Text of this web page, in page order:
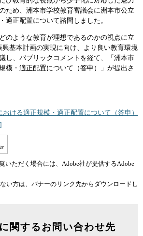
ため、洲本市学校教育審議会に洲本市公立
適正配置について諮問しました。
のような教育が理想であるのかの視点に立
興基本計画の実現に向け、より良い教育環境
し、パブリックコメントを経て、「洲本市
模・適正配置について（答申）」が提出さ
ける適正規模・適正配置について（答申）
いただく場合には、Adobe社が提供するAdobe
い方は、バナーのリンク先からダウンロードし
関するお問い合わせ先